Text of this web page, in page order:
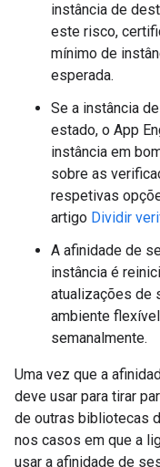
instância de
este risco,
mínimo de
esperada.
Se a instância
estado, o App
instância em
sobre as
respetivas
artigo Dividir
A afinidade de
instância é
atualizações de
ambiente
semanalmente.
Uma vez que a
deve usar para tirar
de outras bibliotecas
nos casos em que a
usar a afinidade de